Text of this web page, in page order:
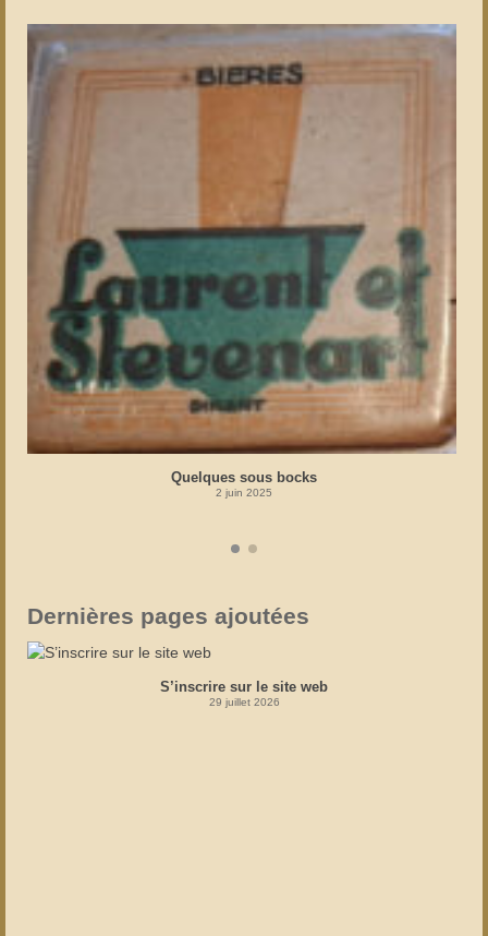
Quelques sous bocks
2 juin 2025
Dernières pages ajoutées
S’inscrire sur le site web
29 juillet 2026